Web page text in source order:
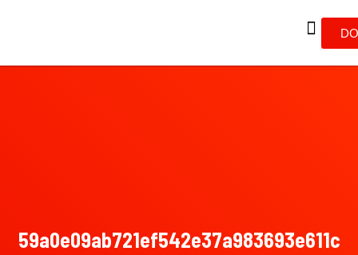
59a0e09ab721ef542e37a983693e611c